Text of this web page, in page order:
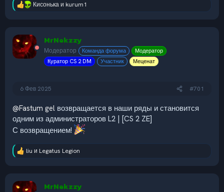
Р
ц
и
и
Кисонькаи kurum1
MrNekzzy
Модератор Команда форума
Модератор
Куратор CS 2 DM
Участник Меценат
6 Фев 2025 #701
@Fastum gel возвращается в наши ряды и становится
одним из администраторов L2 | [CS 2 ZE]
С возвращением!
Р
ц
liu и Legatus Legion
MrNekzzy